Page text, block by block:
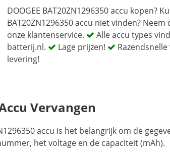
DOOGEE BAT20ZN1296350 accu kopen?
BAT20ZN1296350 accu niet vinden?
onze klantenservice.
Alle accu types
batterij.nl.
Lage prijzen!
levering!
Vervangen
accu is het belangrijk om de
het voltage en de capaciteit (mAh).